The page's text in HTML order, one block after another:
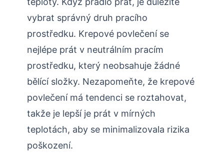
vybrat správný druh pracího
prostředku. Krepové povlečení se
nejlépe prát v neutrálním pracím
prostředku, který neobsahuje žádné
bělící složky. Nezapomeňte, že krepové
povlečení má tendenci se roztahovat,
takže je lepší je prát v mírných
teplotách, aby se minimalizovala rizika
poškození.